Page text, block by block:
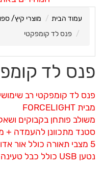
עמוד הבית
מוצרי קיץ/
פנס לד קומפקטי
פנס לד
פנס לד קומפקטי רב
מבית FORCELIGHT
משולב פותחן בקבוקים
סטנד מתכוונן להעמדה
5 מצבי תאורה כולל אור אדום מהבהב
נטען USB כולל כבל טעינה